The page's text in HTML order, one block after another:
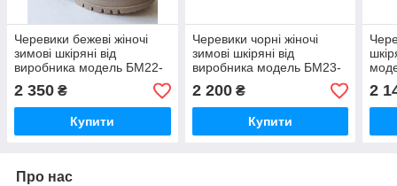
Черевики бежеві жіночі
зимові шкіряні від
виробника модель БМ22-
2 350 ₴
Купити
Черевики чорні жіночі
зимові шкіряні від
виробника модель БМ23-
2 200₴
Купити
2
Про нас